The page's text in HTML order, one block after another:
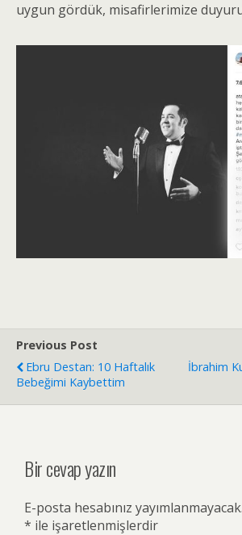
uygun gördük, misafirlerimize
Previous Post
Ebru Destan: 10 Haftalık
Bebeğimi Kaybettim
İbrahim
Bir cevap yazın
E-posta hesabınız yayımlanmayacak.
* ile işaretlenmişlerdir